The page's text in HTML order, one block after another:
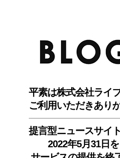
平素は株式会社ライ
ご利用いただきあり
提言型ニュースサイ ト
2022年5月31日